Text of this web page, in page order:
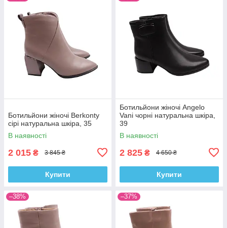
Ботильйони жіночі Berkonty
сірі натуральна шкіра, 35
В наявності
2 015 ₴ 3 845 ₴
Купити
Ботильйони жіночі Angelo
Vani чорні натуральна шкіра,
39
В наявності
2 825 ₴ 4 650 ₴
Купити
–38% –37%